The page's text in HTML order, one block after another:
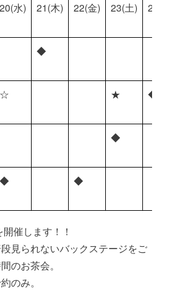
20(水) 21(木) 22(金) 23(土) 24(日)
◆
☆ ★ ◆
◆
◆ ◆
催します！！
見られないバックステージをご
のお茶会。
のみ。